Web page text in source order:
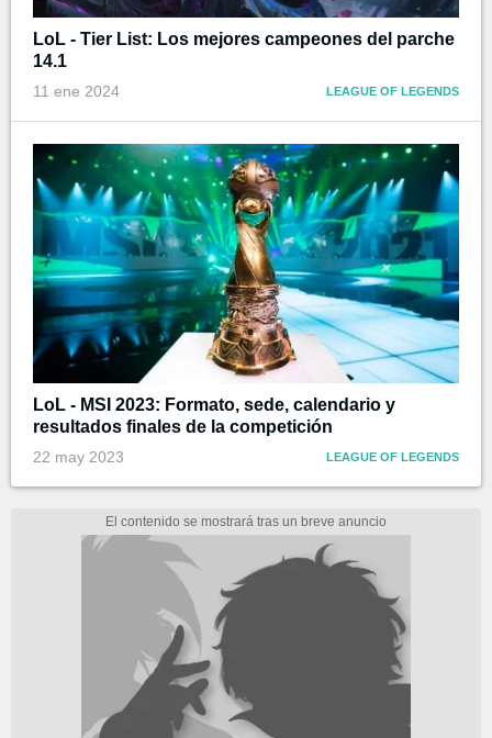
LoL - Tier List: Los mejores campeones del parche
14.1
11 ene 2024 LEAGUE OF LEGENDS
LoL - MSI 2023: Formato, sede, calendario y
resultados finales de la competición
22 may 2023 LEAGUE OF LEGENDS